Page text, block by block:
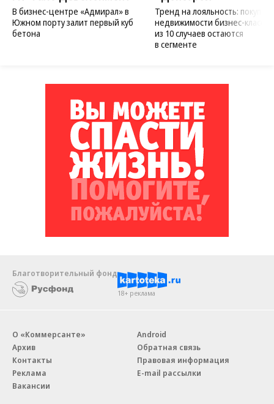
В бизнес-центре «Адмирал» в
Южном порту залит первый куб
бетона
Тренд на лояльность:
недвижимости бизнес-класса
из 10 случаев остаются
в сегменте
Благотворительный фонд
18+ реклама
О «Коммерсанте»
Архив
Контакты
Реклама
Вакансии
Android
Обратная связь
Правовая информация
E-mail рассылки